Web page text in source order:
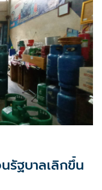
ฐบาลเลิกขึ้น